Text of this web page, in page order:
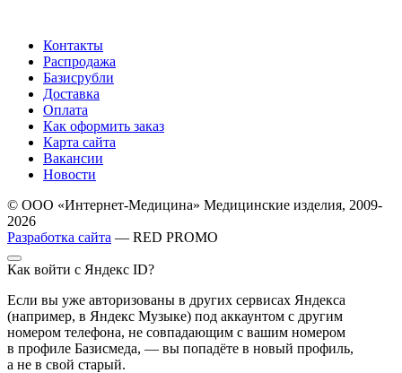
Контакты
Распродажа
Базисрубли
Доставка
Оплата
Как оформить заказ
Карта сайта
Вакансии
Новости
© ООО «Интернет-Медицина» Медицинские изделия, 2009-
2026
Разработка сайта — RED PROMO
Как войти с Яндекс ID?
Если вы уже авторизованы в других сервисах Яндекса
(например, в Яндекс Музыке) под аккаунтом с другим
номером телефона, не совпадающим с вашим номером
в профиле Базисмеда, — вы попадёте в новый профиль,
а не в свой старый.